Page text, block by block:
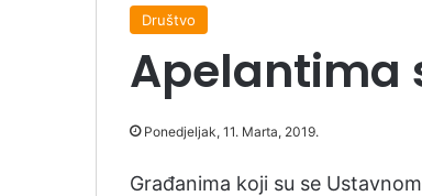
Društvo
Apelantima
Ponedjeljak, 11. Marta, 2019.
Građanima koji su se